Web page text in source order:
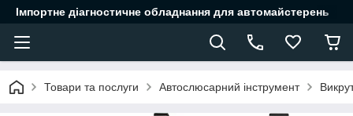
Імпортне діагностичне обладнання для автомайстерень
Товари та послуги Автослюсарний інструмент